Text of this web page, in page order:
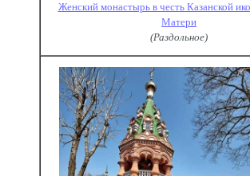
Женский монастырь в честь Казанской
Матери
(Раздольное)